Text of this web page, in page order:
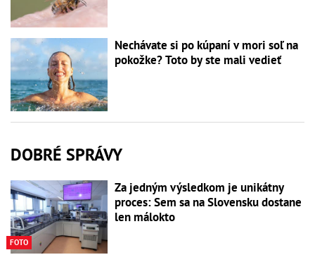
Nechávate si po kúpaní v mori soľ na
pokožke? Toto by ste mali vedieť
DOBRÉ SPRÁVY
FOTO
Za jedným výsledkom je unikátny
proces: Sem sa na Slovensku dostane
len málokto